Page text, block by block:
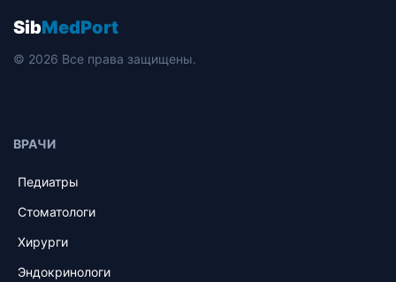
SibMedPort
© 2026 Все права защищены.
ВРАЧИ
Педиатры
Стоматологи
Хирурги
Эндокринологи